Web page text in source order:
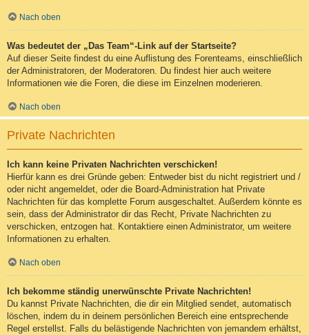
Nach oben
Was bedeutet der „Das Team“-Link auf der Startseite?
Auf dieser Seite findest du eine Auflistung des Forenteams, einschließlich
der Administratoren, der Moderatoren. Du findest hier auch weitere
Informationen wie die Foren, die diese im Einzelnen moderieren.
Nach oben
Private Nachrichten
Ich kann keine Privaten Nachrichten verschicken!
Hierfür kann es drei Gründe geben: Entweder bist du nicht registriert und /
oder nicht angemeldet, oder die Board-Administration hat Private
Nachrichten für das komplette Forum ausgeschaltet. Außerdem könnte es
sein, dass der Administrator dir das Recht, Private Nachrichten zu
verschicken, entzogen hat. Kontaktiere einen Administrator, um weitere
Informationen zu erhalten.
Nach oben
Ich bekomme ständig unerwünschte Private Nachrichten!
Du kannst Private Nachrichten, die dir ein Mitglied sendet, automatisch
löschen, indem du in deinem persönlichen Bereich eine entsprechende
Regel erstellst. Falls du belästigende Nachrichten von jemandem erhältst,